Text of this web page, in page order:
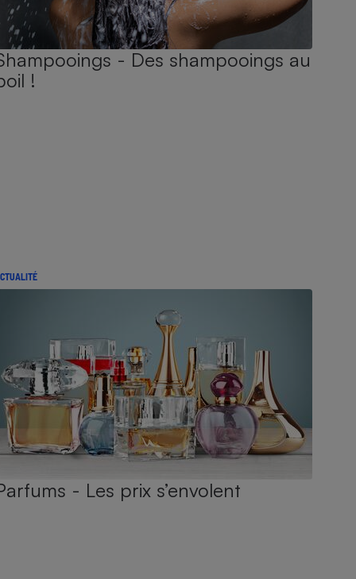
- Des shampooings au
!
- Les prix s’envolent